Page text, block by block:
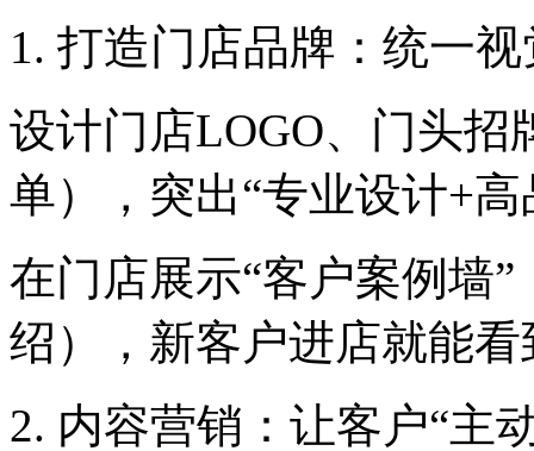
1. 打造门店品牌：统一
设计门店LOGO、门头
单），突出“专业设计+
在门店展示“客户案例墙
绍），新客户进店就能
2. 内容营销：让客户“主